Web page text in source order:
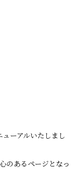
ーアルいたしまし
のあるページとなっ